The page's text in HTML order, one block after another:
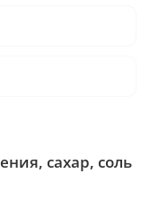
сахар, соль